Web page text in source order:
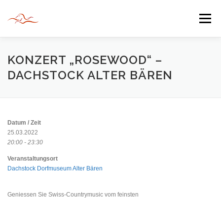
springen
Menü
HERZLICH WILLKOMMEN
INFORMATIONEN
KONZERT „ROSEWOOD“ –
DACHSTOCK ALTER BÄREN
Datum / Zeit
25.03.2022
20:00 - 23:30
Veranstaltungsort
Dachstock Dorfmuseum Alter Bären
Geniessen Sie Swiss-Countrymusic vom feinsten